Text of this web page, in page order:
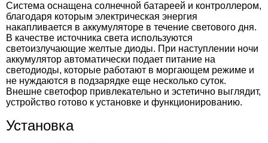
Система оснащена солнечной батареей и контроллером,
благодаря которым электрическая энергия
накапливается в аккумуляторе в течение светового дня.
В качестве источника света используются
светоизлучающие желтые диоды. При наступлении ночи
аккумулятор автоматически подает питание на
светодиоды, которые работают в моргающем режиме и
не нуждаются в подзарядке еще несколько суток.
Внешне светофор привлекательно и эстетично выглядит,
устройство готово к установке и функционированию.
Установка